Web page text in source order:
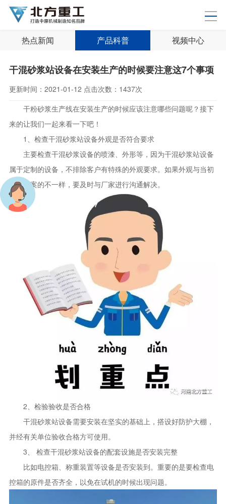
热点新闻 产品科普 视频中心
干混砂浆站设备在安装生产的时候要注意这7个事项
更新时间： 2021-01-12 点击次数： 1437次
干粉砂浆生产线在安装生产的时候应该注意哪些问题呢？接下
来的让我们一起来看一下吧！
1、检查干混砂浆站设备外观是否符合要求
主要检查干混砂浆设备的喷漆、外形等，因为干混砂浆站设备
属于定制的设备，不排除客户有特殊的外观要求。如果外观与当初
制定方案的不一样，要及时与厂家进行沟通解决。
2、检验验收是否合格
干混砂浆站设备需要安装在坚实的基础上，搭设好防护大棚，
并经有关单位验收合格方可使用。
3、 检查干混砂浆站设备的配套设施是否安装完整
比如电控箱、称重装置等设备是否安装到。重要的是要检查电
控箱的原件是否齐全，以免在试机的时候出现问题。